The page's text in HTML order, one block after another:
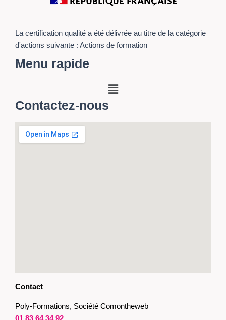
La certification qualité a été délivrée au titre de la catégorie
d'actions suivante : Actions de formation
Menu rapide
Menu
Contactez-nous
Contact
Poly-Formations, Société Comontheweb